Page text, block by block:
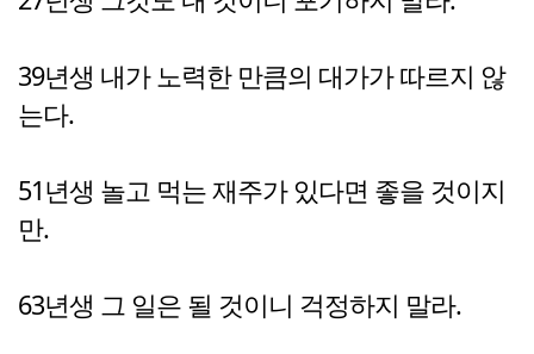
39년생 내가 노력한 만큼의 대가가 따르지 않
는다.
51년생 놀고 먹는 재주가 있다면 좋을 것이지
만.
63년생 그 일은 될 것이니 걱정하지 말라.